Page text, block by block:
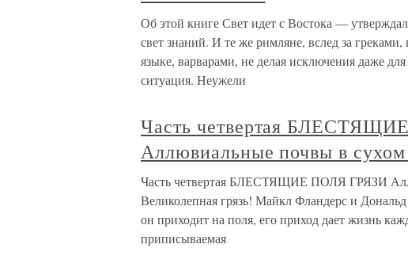
Об этой книге Свет идет с Востока —
свет знаний. И те же римляне, вслед за
языке, варварами, не делая исключения даже
ситуация. Неужели
Часть четвертая
Аллювиальные почвы в сухом
Часть четвертая БЛЕСТЯЩИЕ ПОЛЯ ГРЯЗИ
Великолепная грязь! Майкл Фландерс и
он приходит на поля, его приход дает жизнь
приписываемая